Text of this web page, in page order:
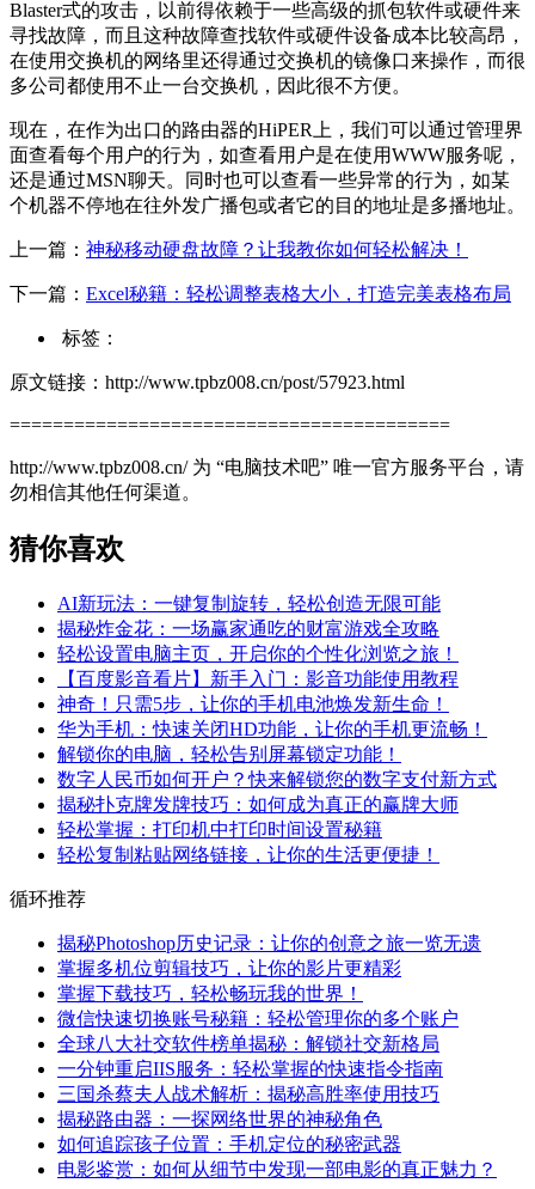
Blaster式的攻击，以前得依赖于一些高级的抓包软件或硬件来
寻找故障，而且这种故障查找软件或硬件设备成本比较高昂，
在使用交换机的网络里还得通过交换机的镜像口来操作，而很
多公司都使用不止一台交换机，因此很不方便。
现在，在作为出口的路由器的HiPER上，我们可以通过管理界
面查看每个用户的行为，如查看用户是在使用WWW服务呢，
还是通过MSN聊天。同时也可以查看一些异常的行为，如某
个机器不停地在往外发广播包或者它的目的地址是多播地址。
上一篇： 神秘移动硬盘故障？让我教你如何轻松解决！
下一篇： Excel秘籍：轻松调整表格大小，打造完美表格布局
标签：
原文链接：http://www.tpbz008.cn/post/57923.html
=========================================
http://www.tpbz008.cn/ 为 “电脑技术吧” 唯一官方服务平台，请
勿相信其他任何渠道。
猜你喜欢
AI新玩法：一键复制旋转，轻松创造无限可能
揭秘炸金花：一场赢家通吃的财富游戏全攻略
轻松设置电脑主页，开启你的个性化浏览之旅！
【百度影音看片】新手入门：影音功能使用教程
神奇！只需5步，让你的手机电池焕发新生命！
华为手机：快速关闭HD功能，让你的手机更流畅！
解锁你的电脑，轻松告别屏幕锁定功能！
数字人民币如何开户？快来解锁您的数字支付新方式
揭秘扑克牌发牌技巧：如何成为真正的赢牌大师
轻松掌握：打印机中打印时间设置秘籍
轻松复制粘贴网络链接，让你的生活更便捷！
循环推荐
揭秘Photoshop历史记录：让你的创意之旅一览无遗
掌握多机位剪辑技巧，让你的影片更精彩
掌握下载技巧，轻松畅玩我的世界！
微信快速切换账号秘籍：轻松管理你的多个账户
全球八大社交软件榜单揭秘：解锁社交新格局
一分钟重启IIS服务：轻松掌握的快速指令指南
三国杀蔡夫人战术解析：揭秘高胜率使用技巧
揭秘路由器：一探网络世界的神秘角色
如何追踪孩子位置：手机定位的秘密武器
电影鉴赏：如何从细节中发现一部电影的真正魅力？